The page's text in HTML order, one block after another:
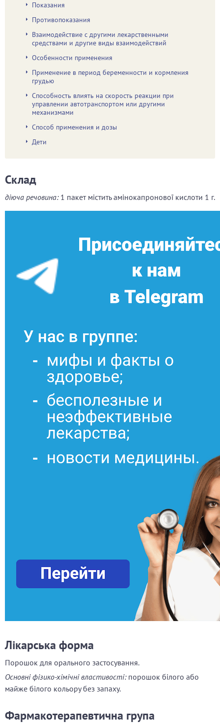
Показания
Противопоказания
Взаимодействие с другими лекарственными
средствами и другие виды взаимодействий
Особенности применения
Применение в период беременности и кормления
грудью
Способность влиять на скорость реакции при
управлении автотранспортом или другими
механизмами
Способ применения и дозы
Дети
Склад
діюча речовина: 1 пакет містить амінокапронової кислоти 1 г.
Лікарська форма
Порошок для орального застосування.
Основні фізико-хімічні властивості:порошок білого або
майже білого кольору без запаху.
Фармакотерапевтична група